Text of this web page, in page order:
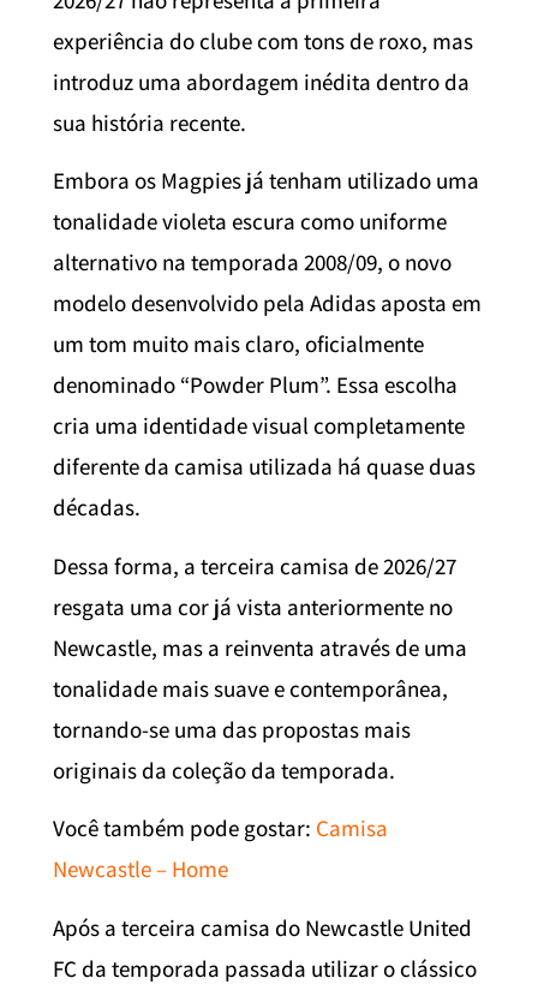
experiência do clube com tons de roxo, mas
introduz uma abordagem inédita dentro da
sua história recente.
Embora os Magpies já tenham utilizado uma
tonalidade violeta escura como uniforme
alternativo na temporada 2008/09, o novo
modelo desenvolvido pela Adidas aposta em
um tom muito mais claro, oficialmente
denominado “Powder Plum”. Essa escolha
cria uma identidade visual completamente
diferente da camisa utilizada há quase duas
décadas.
Dessa forma, a terceira camisa de 2026/27
resgata uma cor já vista anteriormente no
Newcastle, mas a reinventa através de uma
tonalidade mais suave e contemporânea,
tornando-se uma das propostas mais
originais da coleção da temporada.
Você também pode gostar: Camisa
Newcastle – Home
Após a terceira camisa do Newcastle United
FC da temporada passada utilizar o clássico